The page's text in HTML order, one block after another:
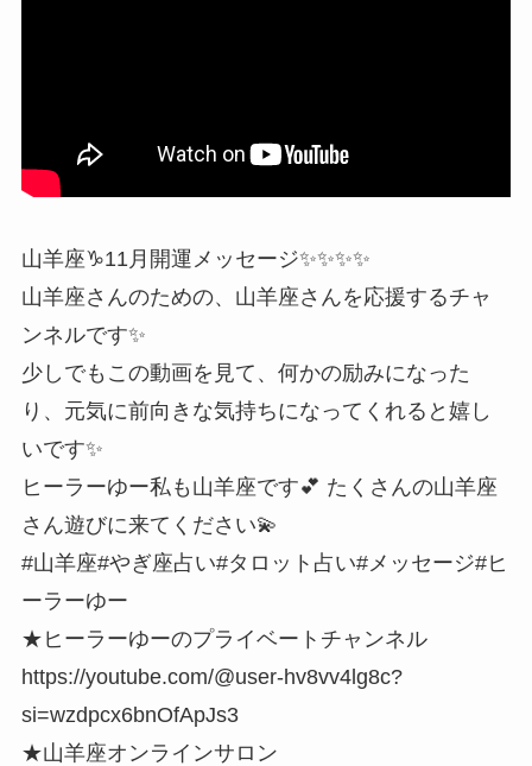
山羊座♑️11月開運メッセージ✨✨✨✨
山羊座さんのための、山羊座さんを応援するチャ
ンネルです✨
少しでもこの動画を見て、何かの励みになった
り、元気に前向きな気持ちになってくれると嬉し
いです✨
ヒーラーゆー私も山羊座です💕 たくさんの山羊座
さん遊びに来てください💫
#山羊座#やぎ座占い#タロット占い#メッセージ#ヒ
ーラーゆー
★ヒーラーゆーのプライベートチャンネル
https://youtube.com/@user-hv8vv4lg8c?
si=wzdpcx6bnOfApJs3
★山羊座オンラインサロン